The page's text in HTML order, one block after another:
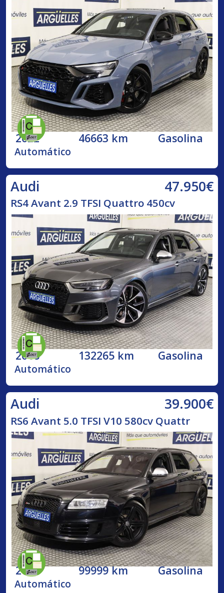
2022 46663 km Gasolina
Automático
Audi 47.950€
RS4 Avant 2.9 TFSI Quattro 450cv
2018 132265 km Gasolina
Automático
Audi 39.900€
RS6 Avant 5.0 TFSI V10 580cv Quattr
2009 99999 km Gasolina
Automático